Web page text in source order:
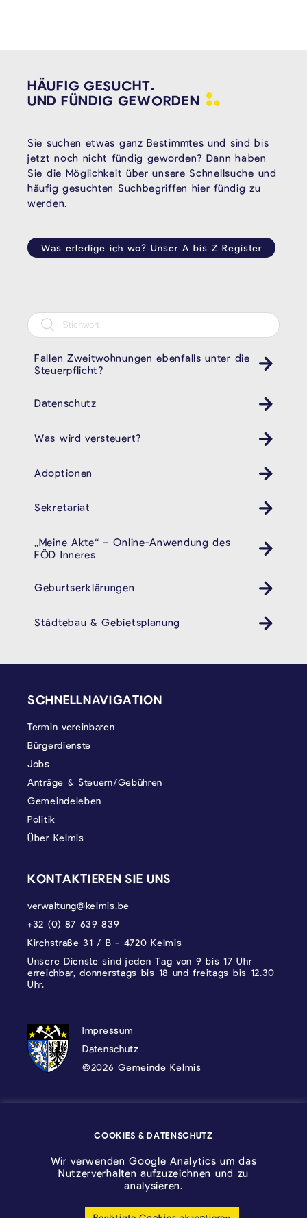
HÄUFIG GESUCHT.
UND FÜNDIG GEWORDEN
Sie suchen etwas ganz Bestimmtes und sind bis
jetzt noch nicht fündig geworden? Dann haben
Sie die Möglichkeit über unsere Schnellsuche und
häufig gesuchten Suchbegriffen hier fündig zu
werden.
Was erledige ich wo? Unser A bis Z Register
Fallen Zweitwohnungen ebenfalls unter die
Steuerpflicht?
Datenschutz
Was wird versteuert?
Adoptionen
Sekretariat
„Meine Akte“ – Online-Anwendung des
FÖD Inneres
Geburtserklärungen
Städtebau & Gebietsplanung
SCHNELLNAVIGATION
Termin vereinbaren
Bürgerdienste
Jobs
Anträge & Steuern/Gebühren
Gemeindeleben
Politik
Über Kelmis
KONTAKTIEREN SIE UNS
verwaltung@kelmis.be
+32 (0) 87 639 839
Kirchstraße 31 / B - 4720 Kelmis
Unsere Dienste sind jeden Tag von 9 bis 17 Uhr
erreichbar, donnerstags bis 18 und freitags bis 12.30
Uhr.
DATENSCHUTZ, IMPRESSUM UND
Impressum
Datenschutz
©2026 Gemeinde Kelmis
COOKIES & DATENSCHUTZ
Wir verwenden Google Analytics um das
Nutzerverhalten aufzuzeichnen und zu
analysieren.